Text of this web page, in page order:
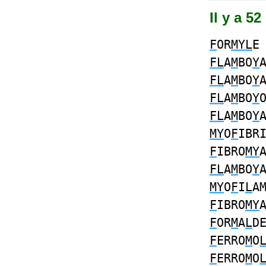
Il y a
FORMYLE
FLAMBOY
FLAMBOY
FLAMBOY
FLAMBOY
MYOFIBRI
FIBROMYA
FLAMBOY
MYOFIL
FIBROMYA
FORMAL
FERROMO
FERROMO